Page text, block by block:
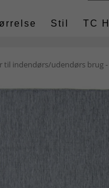
Stil TC
til indendørs/udendørs brug